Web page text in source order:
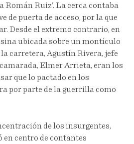
Román Ruiz’. La cerca contaba
de puerta de acceso, por la que
Desde el extremo contrario, en
ubicada sobre un montículo
carretera, Agustín Rivera, jefe
Elmer Arrieta, eran los
que lo pactado en los
por parte de la guerrilla como
de los insurgentes,
en centro de contantes